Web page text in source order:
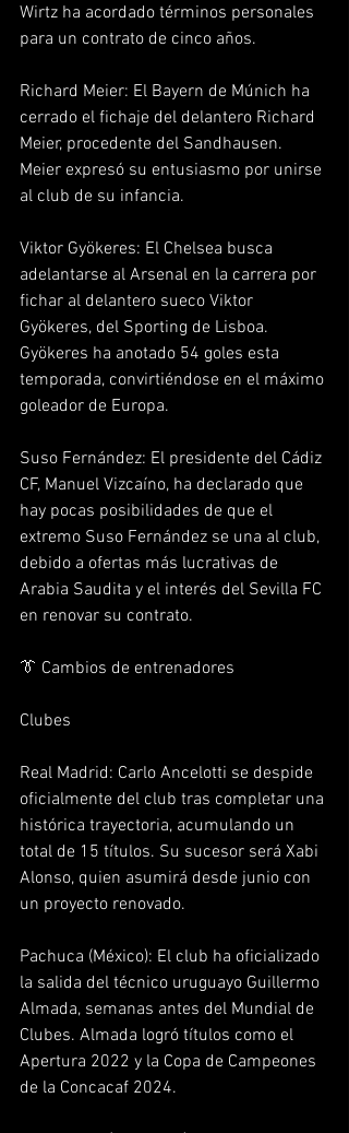
Wirtz ha acordado términos personales
para un contrato de cinco años.
Richard Meier: El Bayern de Múnich ha
cerrado el fichaje del delantero Richard
Meier, procedente del Sandhausen.
Meier expresó su entusiasmo por unirse
al club de su infancia.
Viktor Gyökeres: El Chelsea busca
adelantarse al Arsenal en la carrera por
fichar al delantero sueco Viktor
Gyökeres, del Sporting de Lisboa.
Gyökeres ha anotado 54 goles esta
temporada, convirtiéndose en el máximo
goleador de Europa.
Suso Fernández: El presidente del Cádiz
CF, Manuel Vizcaíno, ha declarado que
hay pocas posibilidades de que el
extremo Suso Fernández se una al club,
debido a ofertas más lucrativas de
Arabia Saudita y el interés del Sevilla FC
en renovar su contrato.
👔 Cambios de entrenadores
Clubes
Real Madrid: Carlo Ancelotti se despide
oficialmente del club tras completar una
histórica trayectoria, acumulando un
total de 15 títulos. Su sucesor será Xabi
Alonso, quien asumirá desde junio con
un proyecto renovado.
Pachuca (México): El club ha oficializado
la salida del técnico uruguayo Guillermo
Almada, semanas antes del Mundial de
Clubes. Almada logró títulos como el
Apertura 2022 y la Copa de Campeones
de la Concacaf 2024.